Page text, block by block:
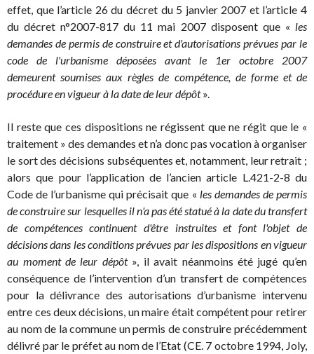
effet, que l’article 26 du décret du 5 janvier 2007 et l’article 4
du décret n°2007-817 du 11 mai 2007 disposent que « les
demandes de permis de construire et d'autorisations prévues par le
code de l'urbanisme déposées avant le 1er octobre 2007
demeurent soumises aux règles de compétence, de forme et de
procédure en vigueur à la date de leur dépôt».
Il reste que ces dispositions ne régissent que ne régit que le «
traitement » des demandes et n’a donc pas vocation à organiser
le sort des décisions subséquentes et, notamment, leur retrait ;
alors que pour l’application de l’ancien article L.421-2-8 du
Code de l’urbanisme qui précisait que « les demandes de permis
de construire sur lesquelles il n'a pas été statué à la date du transfert
de compétences continuent d'être instruites et font l'objet de
décisions dans les conditions prévues par les dispositions en vigueur
au moment de leur dépôt », il avait néanmoins été jugé qu’en
conséquence de l’intervention d’un transfert de compétences
pour la délivrance des autorisations d’urbanisme intervenu
entre ces deux décisions, un maire était compétent pour retirer
au nom de la commune un permis de construire précédemment
délivré par le préfet au nom de l’Etat (CE. 7 octobre 1994, Joly,